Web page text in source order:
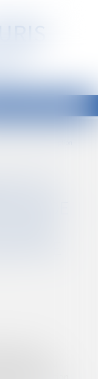
URIS
DE
du
de la
de déclaration